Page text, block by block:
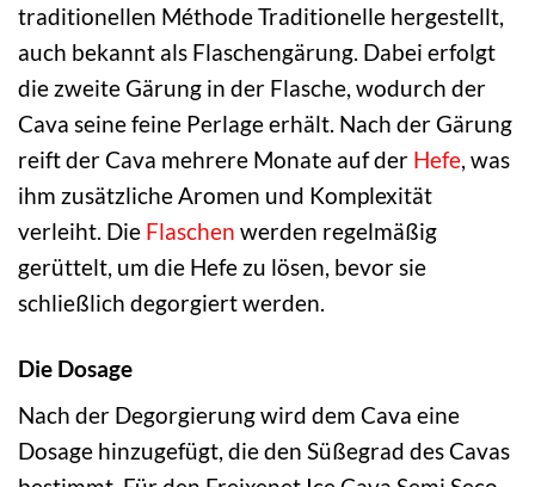
traditionellen Méthode Traditionelle hergestellt,
auch bekannt als Flaschengärung. Dabei erfolgt
die zweite Gärung in der Flasche, wodurch der
Cava seine feine Perlage erhält. Nach der Gärung
reift der Cava mehrere Monate auf der Hefe, was
ihm zusätzliche Aromen und Komplexität
verleiht. Die Flaschen werden regelmäßig
gerüttelt, um die Hefe zu lösen, bevor sie
schließlich degorgiert werden.
Die Dosage
Nach der Degorgierung wird dem Cava eine
Dosage hinzugefügt, die den Süßegrad des Cavas